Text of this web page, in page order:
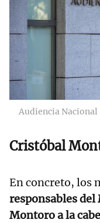
Audiencia Nacional
Cristóbal
En concreto, los
responsables
Montoro a la